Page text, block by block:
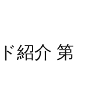
紹介 第